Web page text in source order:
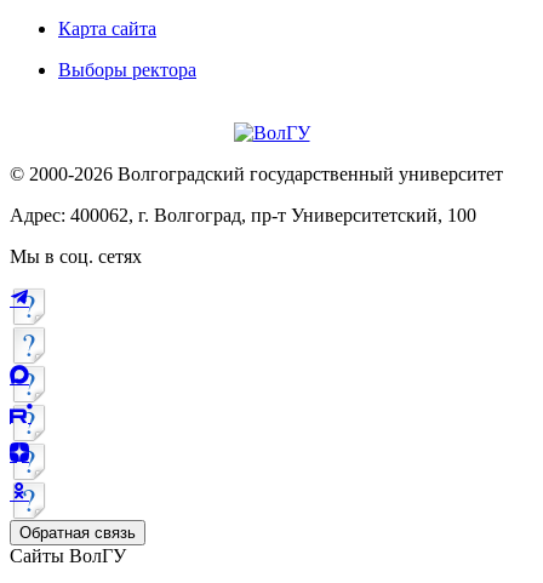
Карта сайта
Выборы ректора
© 2000-2026 Волгоградский государственный университет
Адрес: 400062, г. Волгоград, пр-т Университетский, 100
Мы в соц. сетях
Обратная связь
Сайты ВолГУ